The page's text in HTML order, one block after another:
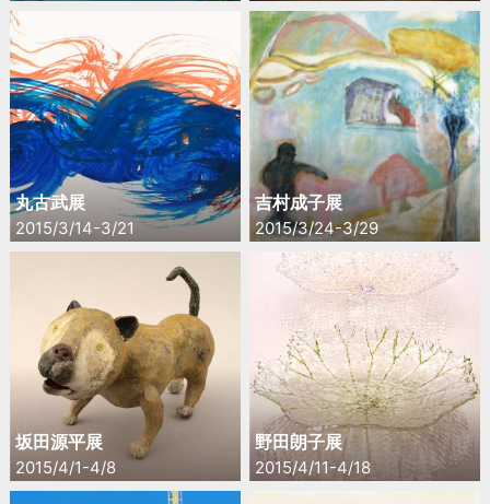
丸古武展
2015/3/14-3/21
吉村成子展
2015/3/24-3/29
坂田源平展
2015/4/1-4/8
野田朗子展
2015/4/11-4/18